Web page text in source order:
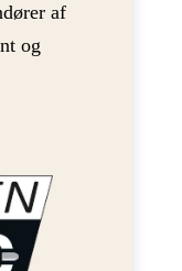
af
og